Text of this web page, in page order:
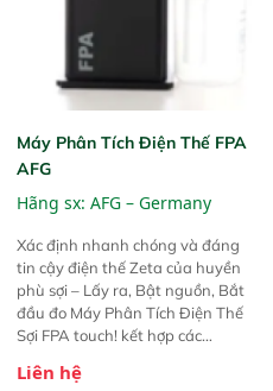
Máy Phân Tích Điện Thế FPA
AFG
Hãng sx: AFG – Germany
Xác định nhanh chóng và đáng
tin cậy điện thế Zeta của huyền
phù sợi – Lấy ra, Bật nguồn, Bắt
đầu đo Máy Phân Tích Điện Thế
Sợi FPA touch! kết hợp các
được chứng minh với sự đơn giản
Liên hệ